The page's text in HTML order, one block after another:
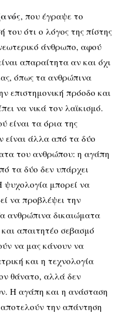
, που έγραψε το
του ότι ο λόγος της πίστης
άνθρωπο, αφού
απαραίτητα αν και όχι
όπως τα ανθρώπινα
επιστημονική πρόοδο και
να νικά τον λαϊκισμό.
είναι τα όρια της
είναι άλλα από τα δύο
του ανθρώπου: η αγάπη
τα δύο δεν υπάρχει
ψυχολογία μπορεί να
να προβλέψει την
ανθρώπινα δικαιώματα
απαιτητέο σεβασμό
να μας κάνουν να
και η τεχνολογία
θάνατο, αλλά δεν
Η αγάπη και η ανάσταση
αποτελούν την απάντηση